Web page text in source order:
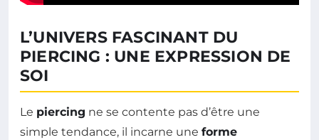
L’UNIVERS FASCINANT DU
PIERCING : UNE EXPRESSION DE
SOI
Le piercing ne se contente pas d’être une
simple tendance, il incarne une forme